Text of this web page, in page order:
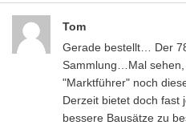
Tom
Gerade bestellt… Der
Sammlung…Mal
"Marktführer" noch
Derzeit bietet doch fast
bessere Bausätze zu